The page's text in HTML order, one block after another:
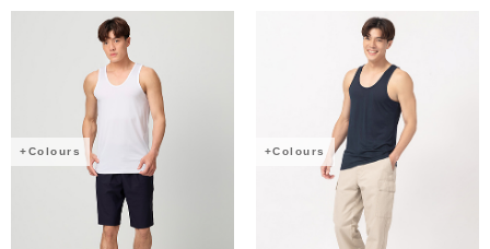
+Colours +Colours